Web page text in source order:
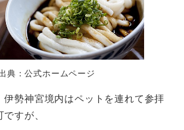
典：公式ホームページ
伊勢神宮境内はペットを連れて参拝
すが、